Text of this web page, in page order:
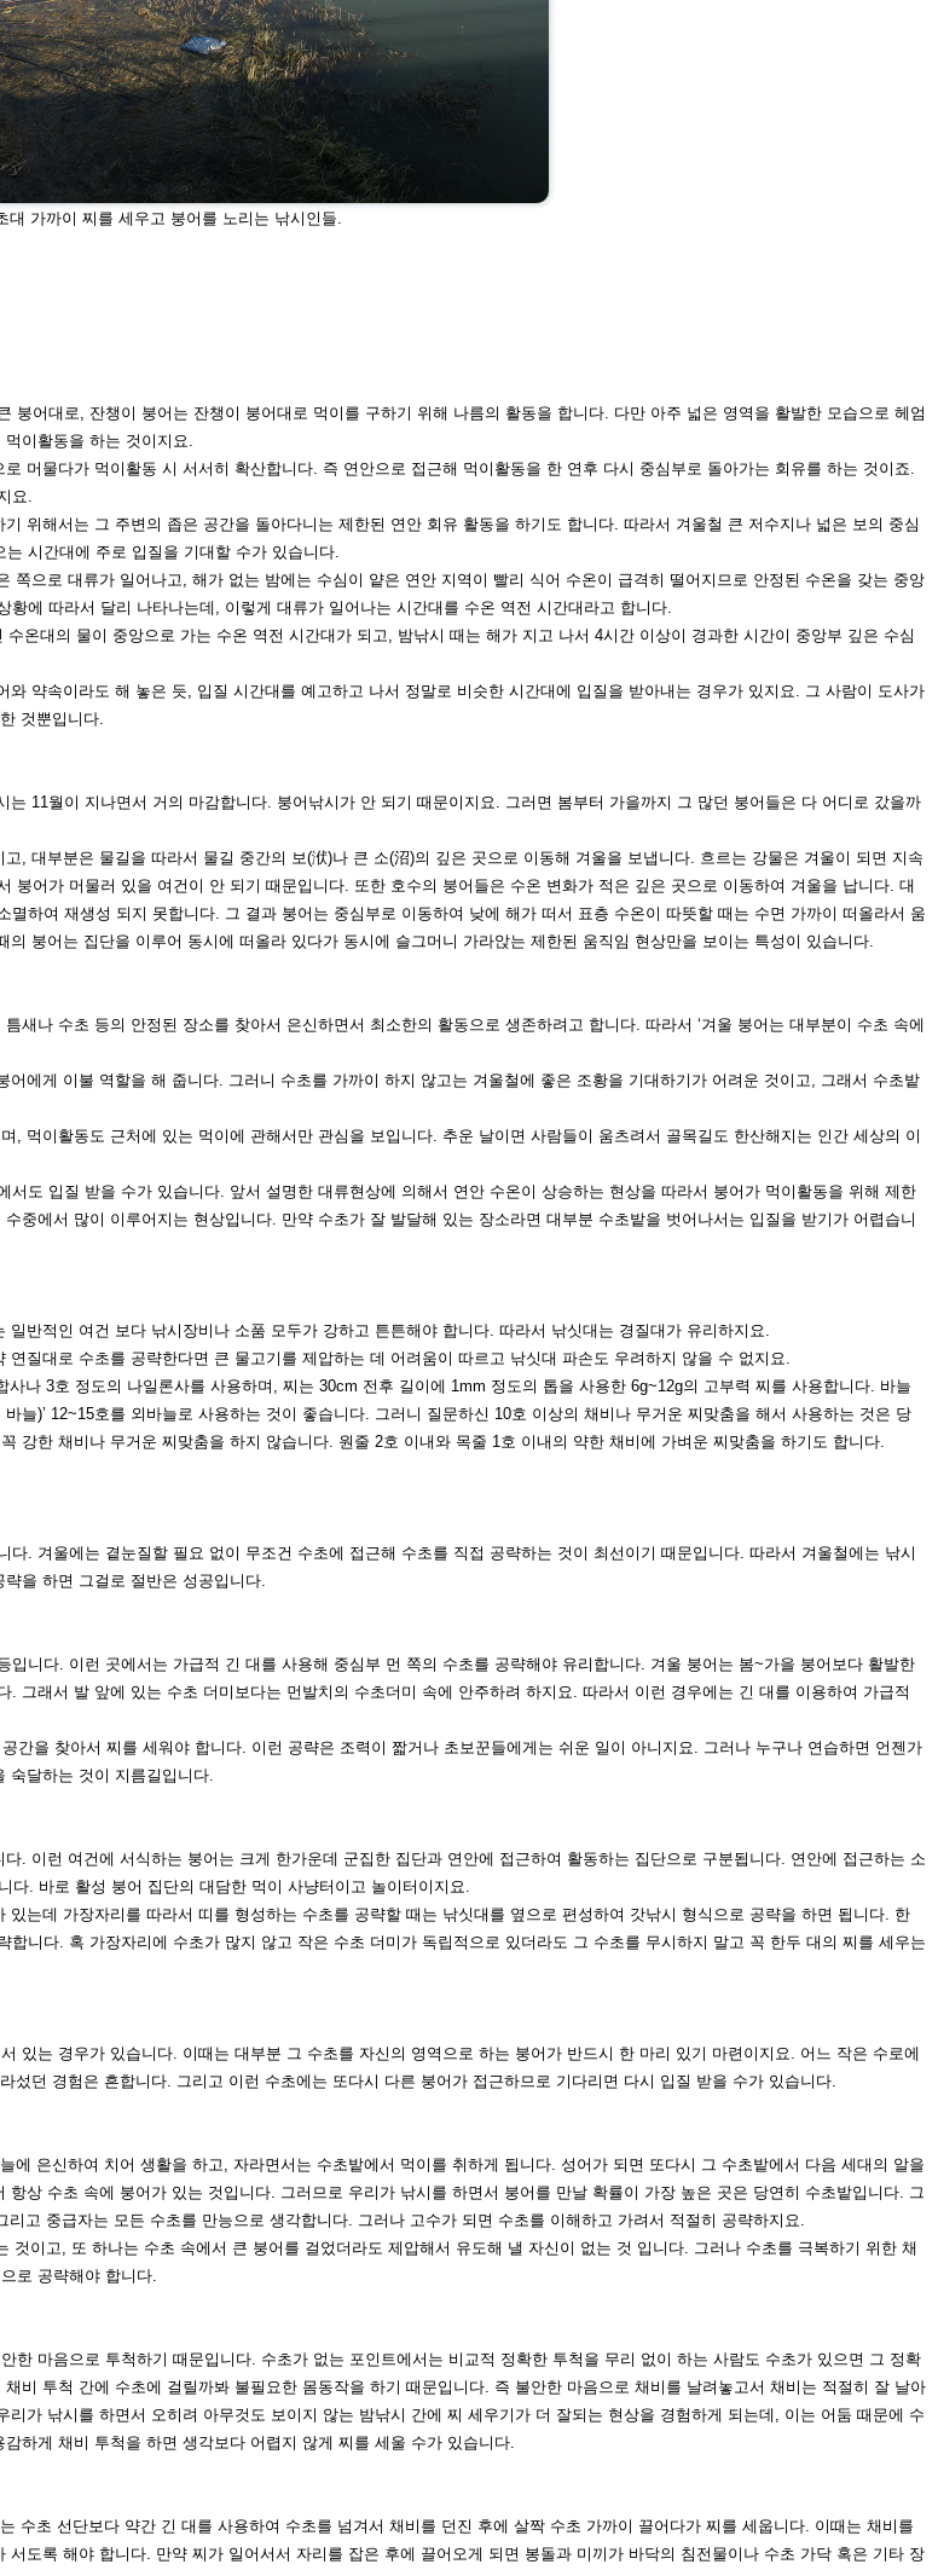
대 가까이 찌를 세우고 붕어를 노리는 낚시인들.
붕어대로, 잔챙이 붕어는 잔챙이 붕어대로 먹이를 구하기 위해 나름의 활동을 합니다. 다만 아주 넓은 영역을 활발한 모습으로 헤엄
이활동을 하는 것이지요.
로 머물다가 먹이활동 시 서서히 확산합니다. 즉 연안으로 접근해 먹이활동을 한 연 후 다시 중심부로 돌아가는 회유를 하는 것이죠.
요.
기 위해서는 그 주변의 좁은 공간을 돌아다니는 제한된 연안 회유 활동을 하기도 합니다. 따라서 겨울철 큰 저수지나 넓은 보의 중심
시간대에 주로 입질을 기대할 수가 있습니다.
쪽으로 대류가 일어나고, 해가 없는 밤에는 수심이 얕은 연안 지역이 빨리 식어 수온이 급격히 떨어지므로 안정된 수온을 갖는 중앙
황에 따라서 달리 나타나는데, 이렇게 대류가 일어나는 시간대를 수온 역전 시간대라고 합니다.
수온대의 물이 중앙으로 가는 수온 역전 시간대가 되고, 밤낚시 때는 해가 지고 나서 4시간 이상이 경과한 시간이 중앙부 깊은 수심
와 약속이라도 해 놓은 듯, 입질 시간대를 예고하고 나서 정말로 비슷한 시간대에 입질을 받아내는 경우가 있지요. 그 사람이 도사가
것뿐입니다.
는 11월이 지나면서 거의 마감합니다. 붕어낚시가 안 되기 때문이지요. 그러면 봄부터 가을까지 그 많던 붕어들은 다 어디로 갔을까
고, 대부분은 물길을 따라서 물길 중간의 보(洑)나 큰 소(沼)의 깊은 곳으로 이동해 겨울을 보냅니다. 흐르는 강물은 겨울이 되면 지속
붕어가 머물러 있을 여건이 안 되기 때문입니다. 또한 호수의 붕어들은 수온 변화가 적은 깊은 곳으로 이동하여 겨울을 납니다. 대
멸하여 재생성 되지 못합니다. 그 결과 붕어는 중심부로 이동하여 낮에 해가 떠서 표층 수온이 따뜻할 때는 수면 가까이 떠올라서 움
의 붕어는 집단을 이루어 동시에 떠올라 있다가 동시에 슬그머니 가라앉는 제한된 움직임 현상만을 보이는 특성이 있습니다.
틈새나 수초 등의 안정된 장소를 찾아서 은신하면서 최소한의 활동으로 생존하려 고 합니다. 따라서 ‘겨울 붕어는 대부분이 수초 속에
어에게 이불 역할을 해 줍니다. 그러니 수초를 가까이 하지 않고는 겨울철에 좋은 조황을 기대하기가 어려운 것이고, 그래서 수초밭
, 먹이활동도 근처에 있는 먹이에 관해서만 관심을 보입니다. 추운 날이면 사람들이 움츠려서 골목길도 한산해지는 인간 세상의 이
서도 입질 받을 수가 있습니다. 앞서 설명한 대류현상에 의해서 연안 수온이 상승하는 현상을 따라서 붕어가 먹이활동을 위해 제한
중에서 많이 이루어지는 현상입니다. 만약 수초가 잘 발달해 있는 장소라면 대부분 수초밭을 벗어나서는 입질을 받기가 어렵습니
일반적인 여건 보다 낚시 장비나 소품 모두가 강하고 튼튼해야 합니 다. 따라서 낚싯대는 경질대가 유리하지요.
연질대로 수초를 공략한다면 큰 물고기를 제압하는 데 어려움이 따르고 낚싯대 파손도 우려하지 않을 수 없지요.
사나 3호 정도의 나일 론사를 사용하며, 찌는 30cm 전후 길이에 1mm 정도의 톱을 사용한 6g~12g의 고 부력 찌를 사용합니다. 바늘
바늘)’ 12~15호를 외바늘로 사용하는 것 이 좋습니다. 그러니 질문하신 10호 이상의 채비나 무거운 찌맞춤을 해서 사용하는 것은 당
강한 채비나 무거운 찌맞춤을 하지 않습니다. 원줄 2호 이내와 목줄 1호 이내의 약한 채비에 가벼운 찌맞춤을 하기도 합니다.
다. 겨울에는 곁눈질할 필요 없이 무조건 수초에 접근해 수초를 직접 공략하는 것 이 최선이기 때문입니다. 따라서 겨울철에는 낚시
을 하면 그걸로 절반은 성공입 니다.
입니다. 이런 곳에서는 가급적 긴 대를 사용해 중심부 먼 쪽의 수초를 공략해야 유리합니다. 겨울 붕어는 봄~가을 붕어보다 활발한
. 그래서 발 앞에 있는 수초 더미보다는 먼발치의 수초더미 속에 안주하려 하지요. 따라서 이런 경우에는 긴 대를 이용하여 가급적
공간을 찾아서 찌를 세워야 합니다. 이런 공략은 조력이 짧거나 초보꾼들에게는 쉬운 일이 아니지요. 그러나 누구나 연습하면 언젠가
숙달하는 것이 지름길입니 다.
다. 이런 여건에 서식하는 붕어는 크게 한가운데 군집한 집단과 연안에 접근하여 활동하는 집단으로 구분됩니다. 연안에 접근하는 소
다. 바로 활성 붕어 집단의 대담한 먹이 사냥터이고 놀이터이지요.
있는데 가장자리를 따라서 띠를 형성하는 수초를 공략할 때는 낚싯대를 옆으로 편성하여 갓낚시 형식으로 공략을 하면 됩니다. 한
합니다. 혹 가장자리에 수초가 많지 않고 작은 수초 더미가 독립적으로 있더라도 그 수초를 무시하지 말고 꼭 한두 대의 찌 를 세우는
있는 경우가 있습니다. 이때는 대부분 그 수초를 자신의 영역으로 하는 붕어가 반드시 한 마리 있기 마련이지요. 어느 작은 수로에
섰던 경험은 흔합니다. 그리고 이런 수초에는 또다시 다른 붕어가 접근하므로 기다리면 다시 입질 받을 수가 있습니다.
에 은신하여 치어 생활을 하고, 자라면서는 수초밭에서 먹이를 취하게 됩니다. 성 어가 되면 또다시 그 수초밭에서 다음 세대의 알을
항상 수초 속에 붕어가 있는 것입니다. 그러므로 우리가 낚시를 하면서 붕어를 만날 확률이 가장 높은 곳은 당연히 수초밭입니다.
그
리고 중급자는 모든 수초를 만능으로 생각합니다. 그러나 고수가 되면 수초를 이해하고 가려서 적절히 공략하지요.
것이고, 또 하나는 수초 속에서 큰 붕어를 걸었더라도 제압해서 유도해 낼 자신 이 없는 것 입니다. 그러나 수초를 극복하기 위한 채
로 공략해야 합니다.
한 마음으로 투척하기 때문입니다. 수초가 없는 포인트에서는 비교적 정확한 투척을 무리 없이 하는 사람도 수초가 있으면 그 정확
비 투척 간에 수초에 걸릴까봐 불필요한 몸동작을 하기 때문입니다. 즉 불안한 마음으로 채비를 날려놓고서 채비는 적 절히 잘 날아
리가 낚시를 하면서 오히려 아무것도 보이지 않는 밤낚시 간에 찌 세 우기가 더 잘되는 현상을 경험하게 되는데, 이는 어둠 때문에 수
하게 채비 투척을 하면 생각보다 어렵지 않게 찌를 세울 수가 있습니다.
수초 선단보다 약간 긴 대를 사용하여 수초를 넘겨서 채비를 던진 후에 살짝 수초 가까이 끌어다가 찌를 세웁니다. 이때는 채비를
서도록 해야 합니다. 만약 찌가 일어서서 자리를 잡은 후에 끌어오게 되면 봉돌과 미끼가 바닥의 침전물이나 수초 가닥 혹은 기타 장